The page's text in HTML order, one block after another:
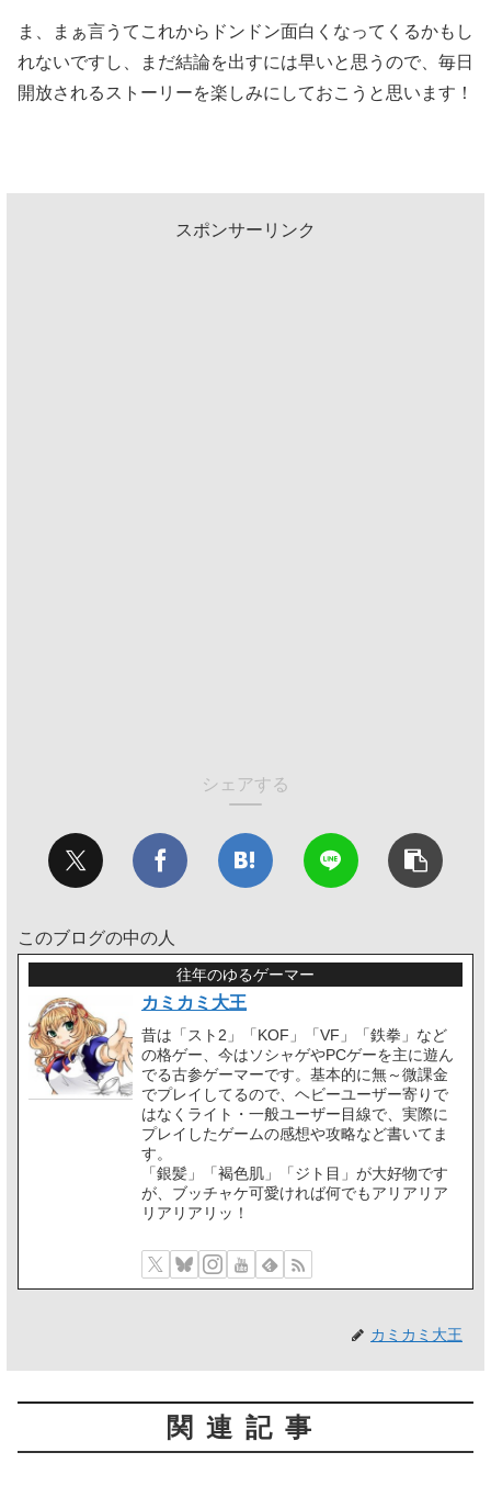
ま、まぁ言うてこれからドンドン面白くなってくるかもし
れないですし、まだ結論を出すには早いと思うので、毎日
開放されるストーリーを楽しみにしておこうと思います！
スポンサーリンク
シェアする
このブログの中の人
往年のゆるゲーマー
カミカミ大王
昔は「スト2」「KOF」「VF」「鉄拳」など
の格ゲー、今はソシャゲやPCゲーを主に遊ん
でる古参ゲーマーです。基本的に無～微課金
でプレイしてるので、ヘビーユーザー寄りで
はなくライト・一般ユーザー目線で、実際に
プレイしたゲームの感想や攻略など書いてま
す。
「銀髪」「褐色肌」「ジト目」が大好物です
が、ブッチャケ可愛ければ何でもアリアリア
リアリアリッ！
カミカミ大王
関連記事